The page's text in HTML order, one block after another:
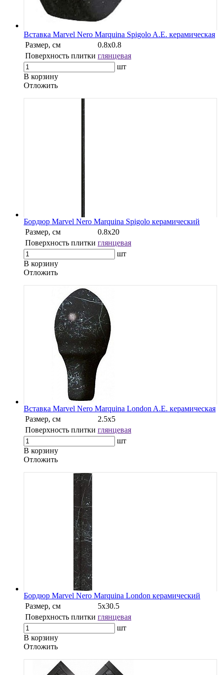
Вставка Marvel Nero Marquina Spigolo A.E. керамическая
Размер, см
0.8х0.8
Поверхность плитки глянцевая
шт
В корзину
Oтложить
Бордюр Marvel Nero Marquina Spigolo керамический
Размер, см
0.8х20
Поверхность плитки глянцевая
шт
В корзину
Oтложить
Вставка Marvel Nero Marquina London A.E. керамическая
Размер, см
2.5х5
Поверхность плитки глянцевая
шт
В корзину
Oтложить
Бордюр Marvel Nero Marquina London керамический
Размер, см
5х30.5
Поверхность плитки глянцевая
шт
В корзину
Oтложить